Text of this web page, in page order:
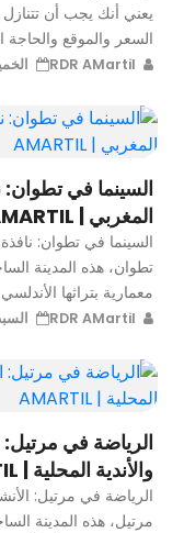
يعني أنك يجب أن
السعر والموقع والحاجة
الخميس، 9
السينما في
المغربي | AMARTIL
السينما في تطوان:
تطوان، هذه المدينة
معمارية بتراثها
السبت، 10
الرياضة في
والأندية المحلية | AMARTIL
الرياضة في مرتيل:
مرتيل، هذه المدينة